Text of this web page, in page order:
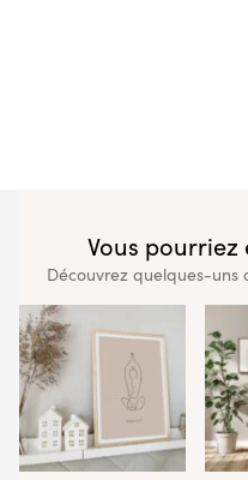
Vous pourriez
Découvrez quelques-uns